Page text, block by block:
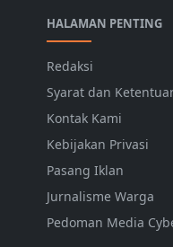
HALAMAN PENTING
Redaksi
Syarat dan
Kontak Kami
Kebijakan Privasi
Pasang Iklan
Jurnalisme Warga
Pedoman Media